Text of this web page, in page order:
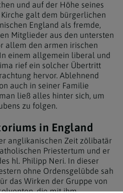
und auf der Höhe seines
galt dem bürgerlichen
England als fremde,
Mitglieder aus den untersten
allem den armen irischen
einem allgemein liberal und
rief ein solcher Übertritt
hervor. Ablehnend
auch in seiner Familie
ließ alles hinter sich, um
zu folgen.
in England
anglikanischen Zeit zölibatär
Priestertum und er
hl. Philipp Neri. In dieser
ohne Ordensgelübde sah
das Wirken der Gruppe von
die mit ihm